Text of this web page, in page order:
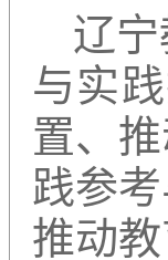
辽
与实
置、
践参
推动